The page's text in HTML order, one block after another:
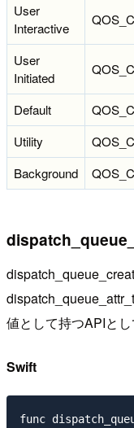
User
Interactive
User
Initiated
Default
Utility
Background
値として持つAPIと
Swift
func